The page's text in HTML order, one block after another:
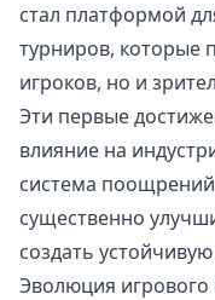
стал платформой
турниров, которые
игроков, но и
Эти первые
влияние на
система
существенно
создать
Эволюция